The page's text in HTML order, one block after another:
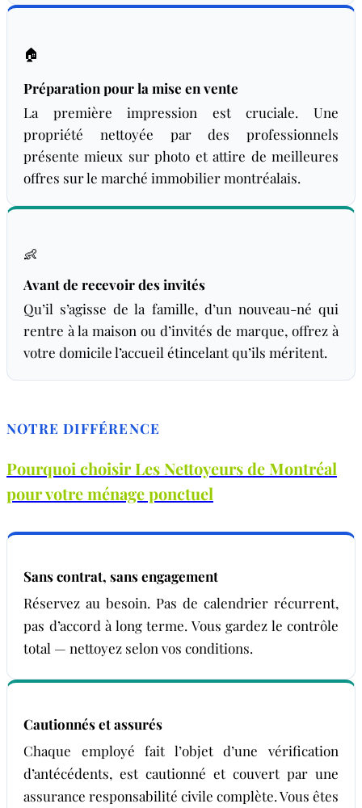
🏠
Préparation pour la mise en vente
La première impression est cruciale. Une
propriété nettoyée par des professionnels
présente mieux sur photo et attire de meilleures
offres sur le marché immobilier montréalais.
👶
Avant de recevoir des invités
Qu’il s’agisse de la famille, d’un nouveau-né qui
rentre à la maison ou d’invités de marque, offrez à
votre domicile l’accueil étincelant qu’ils méritent.
NOTRE DIFFÉRENCE
Pourquoi choisir Les Nettoyeurs de Montréal
pour votre ménage ponctuel
Sans contrat, sans engagement
Réservez au besoin. Pas de calendrier récurrent,
pas d’accord à long terme. Vous gardez le contrôle
total — nettoyez selon vos conditions.
Cautionnés et assurés
Chaque employé fait l’objet d’une vérification
d’antécédents, est cautionné et couvert par une
assurance responsabilité civile complète. Vous êtes